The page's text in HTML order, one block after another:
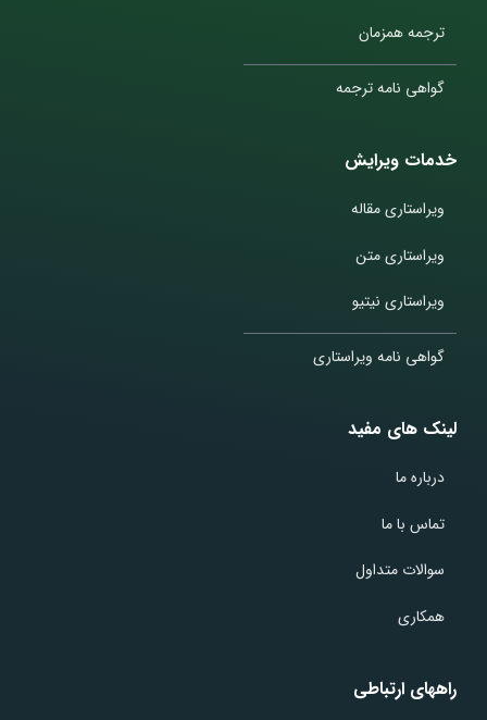
ترجمه همزمان
گواهی نامه ترجمه
خدمات ویرایش
ویراستاری مقاله
ویراستاری متن
ویراستاری نیتیو
گواهی نامه ویراستاری
لینک های مفید
درباره ما
تماس با ما
سوالات متداول
همکاری
راههای ارتباطی